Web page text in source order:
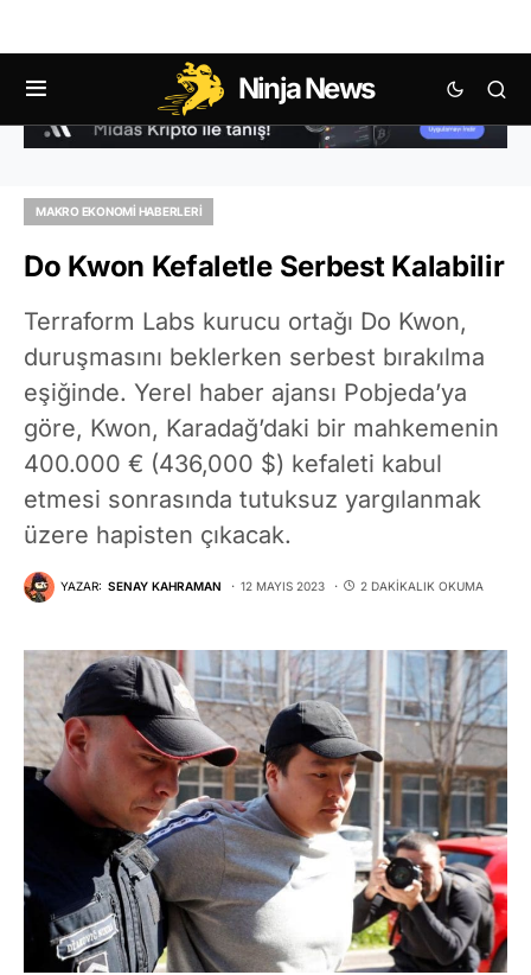
Ninja News
MAKRO EKONOMI HABERLERI
Do Kwon Kefaletle Serbest Kalabilir
Terraform Labs kurucu ortağı Do Kwon,
duruşmasını beklerken serbest bırakılma
eşiğinde. Yerel haber ajansı Pobjeda’ya
göre, Kwon, Karadağ’daki bir mahkemenin
400.000 € (436,000 $) kefaleti kabul
etmesi sonrasında tutuksuz yargılanmak
üzere hapisten çıkacak.
YAZAR: SENAY KAHRAMAN 12 MAYIS 2023 2 DAKIKALIK OKUMA